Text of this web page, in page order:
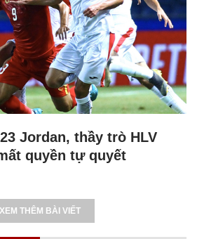
Jordan, thầy trò HLV
quyền tự quyết
XEM THÊM BÀI VIẾT